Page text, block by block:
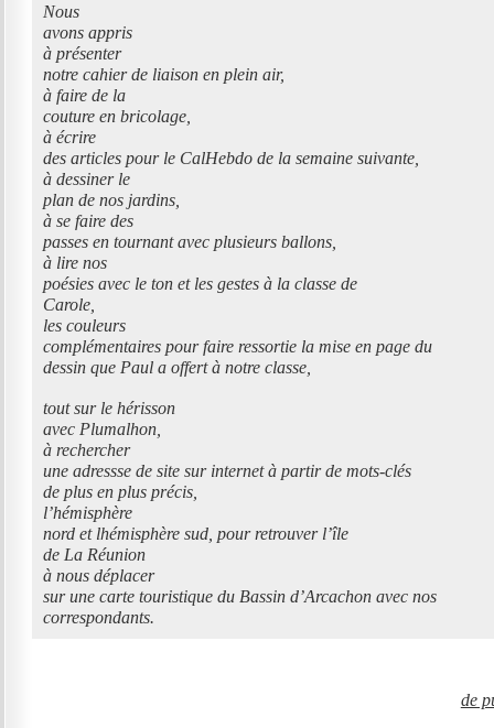
Nous
avons appris
à présenter
notre cahier de liaison en plein air,
à faire de la
couture en bricolage,
à écrire
des articles pour le CalHebdo de la semaine suivante,
à dessiner le
plan de nos jardins,
à se faire des
passes en tournant avec plusieurs ballons,
à lire nos
poésies avec le ton et les gestes à la classe de
Carole,
les couleurs
complémentaires pour faire ressortie la mise en page du
dessin que Paul a offert à notre classe,
tout sur le hérisson
avec Plumalhon,
à rechercher
une adressse de site sur internet à partir de mots-clés
de plus en plus précis,
l’hémisphère
nord et lhémisphère sud, pour retrouver l’île
de La Réunion
à nous déplacer
sur une carte touristique du Bassin d’Arcachon avec nos
correspondants.
de